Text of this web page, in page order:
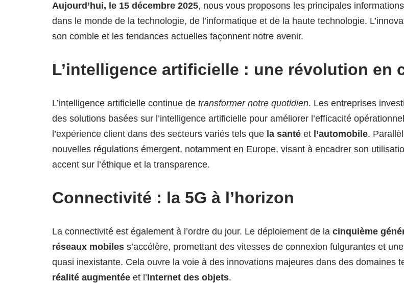
Aujourd’hui, le 15 décembre 2025, nous vous proposons les principales
dans le monde de la technologie, de l’informatique et de la haute technologie.
son comble et les tendances actuelles façonnent notre avenir.
L’intelligence artificielle : une révolution en
L’intelligence artificielle continue de transformer notre quotidien. Les entreprises
des solutions basées sur l’intelligence artificielle pour améliorer l’efficacité
l’expérience client dans des secteurs variés tels que la santé et l’automobile.
nouvelles régulations émergent, notamment en Europe, visant à encadrer son
accent sur l’éthique et la transparence.
Connectivité : la 5G à l’horizon
La connectivité est également à l’ordre du jour. Le déploiement de la cinquième
réseaux mobiles s’accélère, promettant des vitesses de connexion fulgurantes et
quasi inexistante. Cela ouvre la voie à des innovations majeures dans des domaines
réalité augmentée et l’Internet des objets.